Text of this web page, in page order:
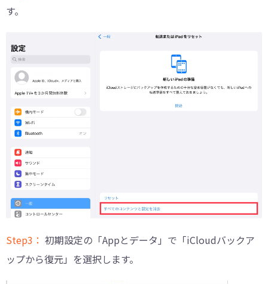
す。
Step3： 初期設定の「Appとデータ」で「iCloudバックア
ップから復元」を選択します。